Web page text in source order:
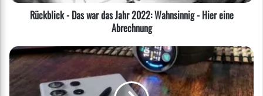
Abrechnung
Rückblick - Das war das Jahr 2022: Wahnsinnig - Hier eine
Abrechnung
Der
SAMSUNG
Galaxy